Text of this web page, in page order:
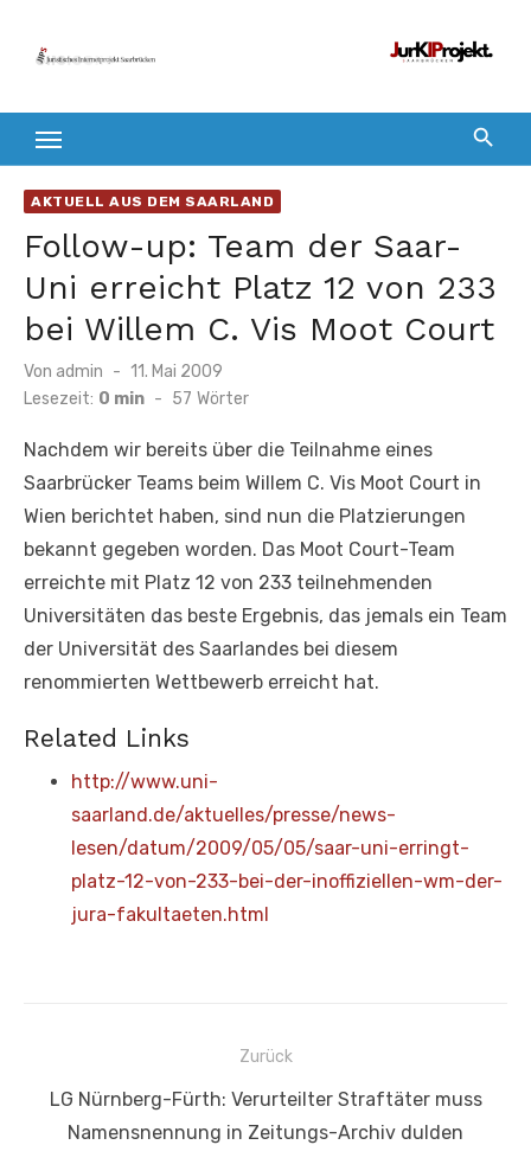
Inhalt
AKTUELL AUS DEM SAARLAND
Follow-up: Team der Saar-
Uni erreicht Platz 12 von 233
bei Willem C. Vis Moot Court
Von admin
Veröffentlicht
am
11. Mai 2009
Lesezeit: 0 min - 57 Wörter
Nachdem wir bereits über die Teilnahme eines
Saarbrücker Teams beim Willem C. Vis Moot Court in
Wien berichtet haben, sind nun die Platzierungen
bekannt gegeben worden. Das Moot Court-Team
erreichte mit Platz 12 von 233 teilnehmenden
Universitäten das beste Ergebnis, das jemals ein Team
der Universität des Saarlandes bei diesem
renommierten Wettbewerb erreicht hat.
Related Links
http://www.uni-
saarland.de/aktuelles/presse/news-
lesen/datum/2009/05/05/saar-uni-erringt-
platz-12-von-233-bei-der-inoffiziellen-wm-der-
jura-fakultaeten.html
Beitragsnavigation
Zurück
Vorheriger
Beitrag:
LG Nürnberg-Fürth: Verurteilter Straftäter muss
Namensnennung in Zeitungs-Archiv dulden